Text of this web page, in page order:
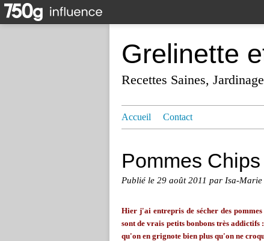
Grelinette
Recettes Saines,
Accueil Contact
Pommes
Publié le 29 août 2011 par Isa-Marie
Hier j'ai entrepris de sécher des
sont de vrais petits bonbons très addictifs
qu'on en grignote bien plus qu'on ne